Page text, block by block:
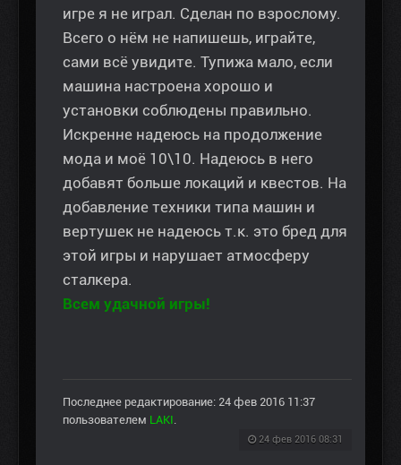
игре я не играл. Сделан по взрослому.
Всего о нём не напишешь, играйте,
сами всё увидите. Тупижа мало, если
машина настроена хорошо и
установки соблюдены правильно.
Искренне надеюсь на продолжение
мода и моё 10\10. Надеюсь в него
добавят больше локаций и квестов. На
добавление техники типа машин и
вертушек не надеюсь т.к. это бред для
этой игры и нарушает атмосферу
сталкера.
Всем удачной игры!
Последнее редактирование: 24 фев 2016 11:37
пользователем LAKI.
24 фев 2016 08:31